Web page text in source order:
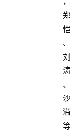
郑
恺
、
刘
涛
、
沙
溢
等